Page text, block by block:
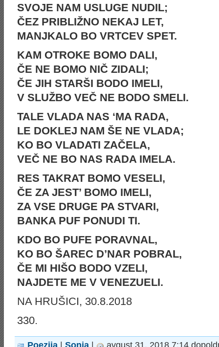
SVOJE NAM USLUGE NUDIL;
ČEZ PRIBLIŽNO NEKAJ LET,
MANJKALO BO VRTCEV SPET.
KAM OTROKE BOMO DALI,
ČE NE BOMO NIČ ZIDALI;
ČE JIH STARŠI BODO IMELI,
V SLUŽBO VEČ NE BODO SMELI.
TALE VLADA NAS ‘MA RADA,
LE DOKLEJ NAM ŠE NE VLADA;
KO BO VLADATI ZAČELA,
VEČ NE BO NAS RADA IMELA.
RES TAKRAT BOMO VESELI,
ČE ZA JEST’ BOMO IMELI,
ZA VSE DRUGE PA STVARI,
BANKA PUF PONUDI TI.
KDO BO PUFE PORAVNAL,
KO BO ŠAREC D’NAR POBRAL,
ČE MI HIŠO BODO VZELI,
NAJDETE ME V VENEZUELI.
NA HRUŠICI, 30.8.2018
330.
Poezija Sonja avgust 31, 2018 7:14